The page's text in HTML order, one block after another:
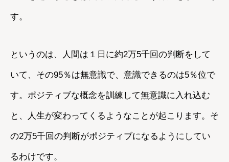
す。
というのは、人間は１日に約2万5千回の判断をして
いて、その95％は無意識で、意識できるのは5％位で
す。ポジティブな概念を訓練して無意識に入れ込む
と、人生が変わってくるようなことが起こります。そ
の2万5千回の判断がポジティブになるようにしてい
るわけです。